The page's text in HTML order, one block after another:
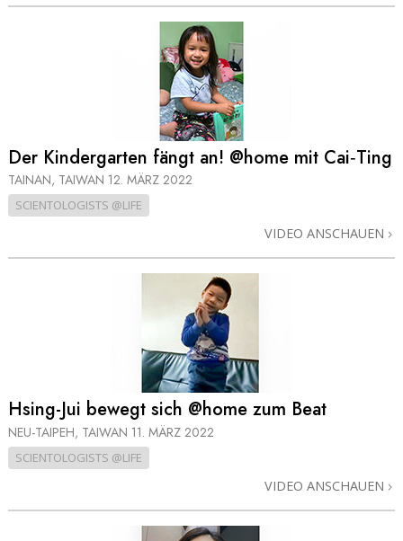
Der Kindergarten fängt an! @home mit Cai‑Ting
TAINAN, TAIWAN 12. MÄRZ 2022
SCIENTOLOGISTS @LIFE
VIDEO ANSCHAUEN
Hsing-Jui bewegt sich @home zum Beat
NEU-TAIPEH, TAIWAN 11. MÄRZ 2022
SCIENTOLOGISTS @LIFE
VIDEO ANSCHAUEN